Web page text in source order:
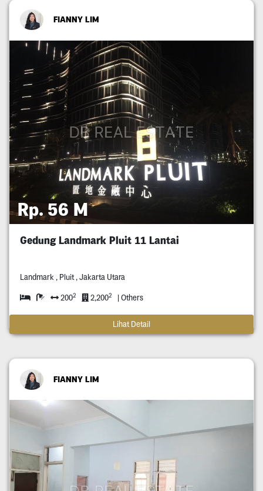
FIANNY LIM
Rp. 56 M
Gedung Landmark Pluit 11 Lantai
Landmark , Pluit , Jakarta Utara
2002 2,2002 | Others
Lihat Detail
FIANNY LIM